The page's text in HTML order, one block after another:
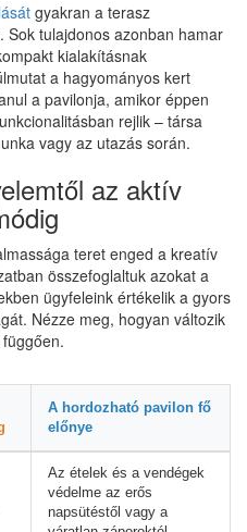
gyakran a terasz
Sok tulajdonos azonban hamar
kialakításnak
a hagyományos kert
a pavilonja, amikor éppen
rejlik – társa
vagy az utazás során.
az aktív
teret enged a kreatív
összefoglaltuk azokat a
ügyfeleink értékelik a gyors
Nézze meg, hogyan változik
A hordozható pavilon fő
előnye
Az ételek és a vendégek
védelme az erős
napsütéstől vagy a